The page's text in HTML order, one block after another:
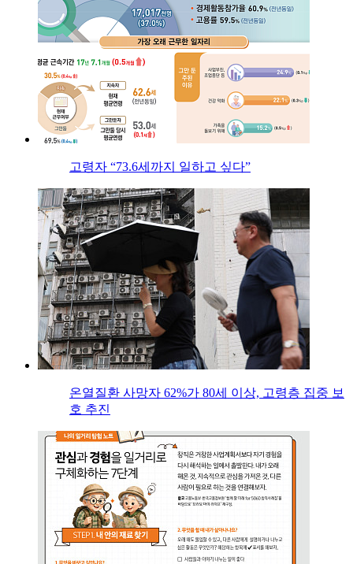
고령자 “73.6세까지 일하고 싶다”
온열질환 사망자 62%가 80세 이상, 고령층 집중 보
호 추진